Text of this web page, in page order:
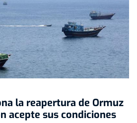
la reapertura de Ormuz
acepte sus condiciones